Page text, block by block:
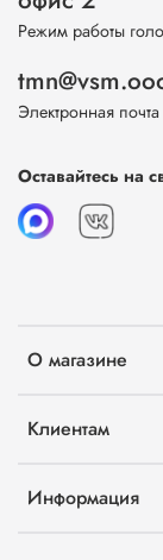
О магазине
Клиентам
Информация
Режим работы
Электронная почта
Оставайтесь на